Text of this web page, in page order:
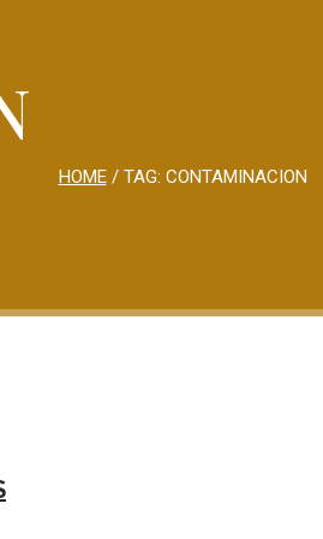
HOME/ TAG: CONTAMINACION